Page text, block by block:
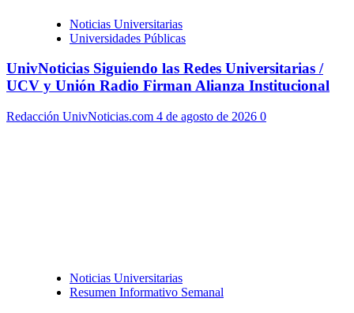
Noticias Universitarias
Universidades Públicas
UnivNoticias Siguiendo las Redes Universitarias /
UCV y Unión Radio Firman Alianza Institucional
Redacción UnivNoticias.com 4 de agosto de 2026 0
Noticias Universitarias
Resumen Informativo Semanal